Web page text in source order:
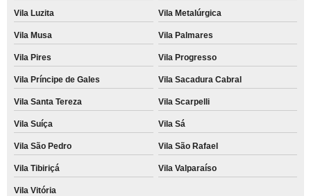
Vila Luzita Vila Metalúrgica
Vila Musa Vila Palmares
Vila Pires Vila Progresso
Vila Príncipe de Gales Vila Sacadura Cabral
Vila Santa Tereza Vila Scarpelli
Vila Suíça Vila Sá
Vila São Pedro Vila São Rafael
Vila Tibiriçá Vila Valparaíso
Vila Vitória